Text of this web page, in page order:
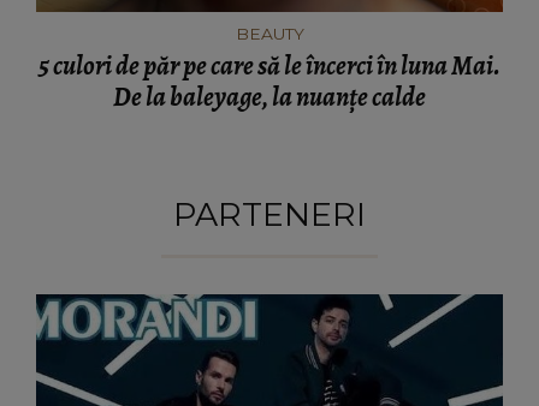
BEAUTY
5 culori de păr pe care să le încerci în luna Mai.
De la baleyage, la nuanțe calde
PARTENERI